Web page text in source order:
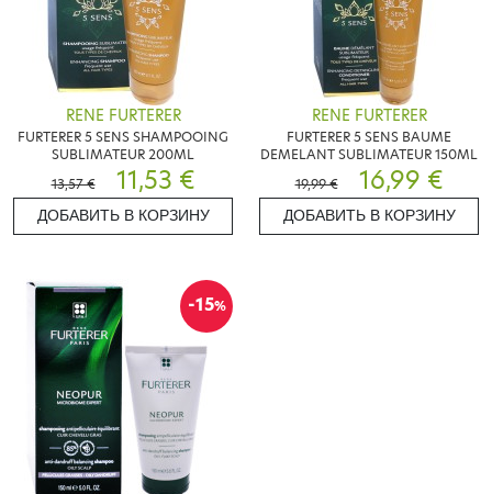
RENE FURTERER
FURTERER 5 SENS SHAMPOOING
SUBLIMATEUR 200ML
13,57 €
11,53 €
ДОБАВИТЬ В КОРЗИНУ
RENE FURTERER
FURTERER 5 SENS BAUME
DEMELANT SUBLIMATEUR 150ML
19,99 €
16,99 €
ДОБАВИТЬ В КОРЗИНУ
-15%